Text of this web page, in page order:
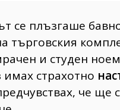
се плъзгаше
търговския
и студен
имах страхотно
че ще